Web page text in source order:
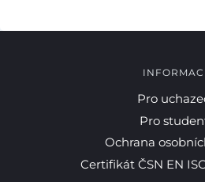
Pro
Pro
Ochrana
Certifikát ČSN EN